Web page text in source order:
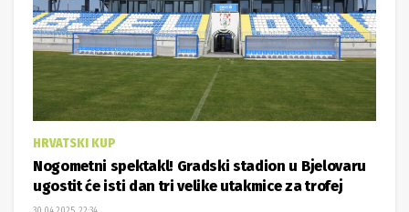
HRVATSKI KUP
Nogometni spektakl! Gradski stadion u Bjelovaru
ugostit će isti dan tri velike utakmice za trofej